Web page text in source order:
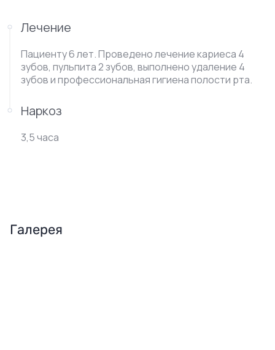
Лечение
Пациенту 6 лет. Проведено лечение кариеса 4
зубов, пульпита 2 зубов, выполнено удаление 4
зубов и профессиональная гигиена полости рта.
Наркоз
3,5 часа
Галерея